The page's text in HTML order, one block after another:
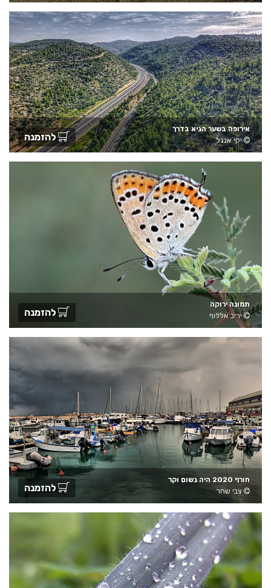
אירופה בשער הגיא בדרך
יקי אנגל
להזמנה
תמונה ירוקה
יריב אללוף
להזמנה
חורף 2020 היה גשום וקר
צבי שחר
להזמנה